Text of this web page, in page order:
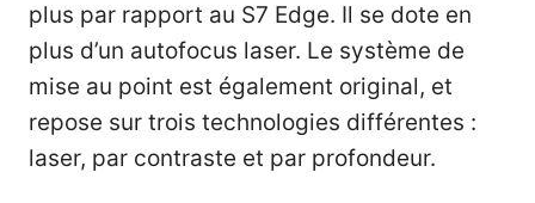
plus par rapport au S7 Edge. Il se dote en
plus d’un autofocus laser. Le système de
mise au point est également original, et
repose sur trois technologies différentes :
laser, par contraste et par profondeur.